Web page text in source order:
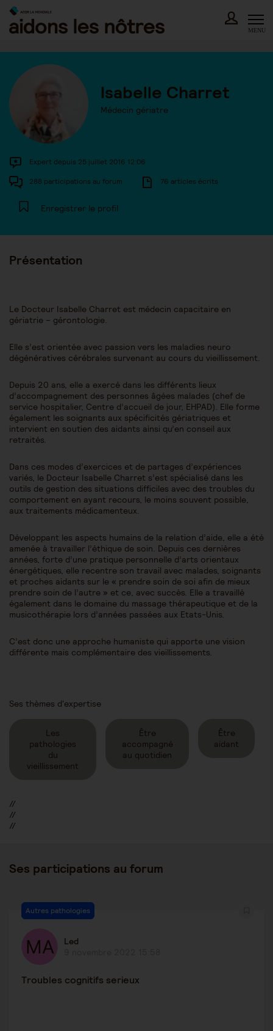
Skip
content
MENU
Isabelle Charret
Médecin gériatre
Expert depuis 25 juillet 2016 12:06
288 participations au forum 76 articles écrits
Enregistrer le profil
Présentation
Le Docteur Isabelle Charret est médecin capacitaire en
gériatrie – gérontologie.
Elle s’est orientée avec passion vers les maladies neuro
dégénératives cérébrales survenant au cours du vieillissement.
Depuis 20 ans, elle a exercé dans les différents lieux
d’accompagnement des personnes âgées malades (chef de
service hospitalier, Centre d’accueil de jour, EHPAD). Elle forme
également les soignants aux spécificités gériatriques et
intervient en soutien des aidants ainsi qu’en conseil aux
retraités.
Dans ces modes d’exercices et de partages d’expériences
variés, le Docteur Isabelle Charret s’est spécialisé dans les
outils de gestion des situations difficiles avec des troubles du
comportement en ayant recours, le moins souvent possible,
aux traitements médicamenteux.
Développant les aspects humains de la relation d’aide, elle a été
amenée à travailler l’éthique de soin. Depuis ces dernières
années, forte d’une pratique personnelle d’arts orientaux
énergétiques, elle recentre son travail avec malades, soignants
et proches aidants sur le « prendre soin de soi afin de mieux
prendre soin de l’autre » et ce, avec succès. Elle a travaillé
également dans le domaine du massage thérapeutique et de la
musicothérapie lors d’années passées aux Etats-Unis.
C’est donc une approche humaniste qui apporte une vision
différente mais complémentaire des vieillissements.
Ses thèmes d'expertise
Les
pathologies
du
vieillissement
Être
accompagné
au quotidien
Être
aidant
//
//
//
Ses participations au forum
Autres pathologies
Led
Troubles cognitifs serieux